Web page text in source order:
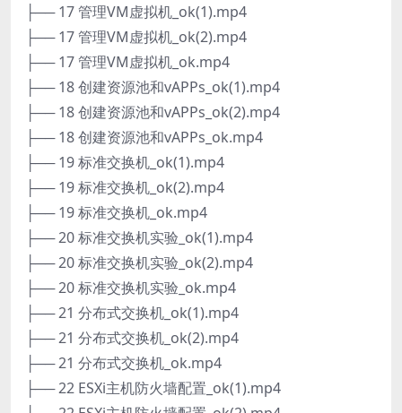
├── 17 管理VM虚拟机_ok(1).mp4
├── 17 管理VM虚拟机_ok(2).mp4
├── 17 管理VM虚拟机_ok.mp4
├── 18 创建资源池和vAPPs_ok(1).mp4
├── 18 创建资源池和vAPPs_ok(2).mp4
├── 18 创建资源池和vAPPs_ok.mp4
├── 19 标准交换机_ok(1).mp4
├── 19 标准交换机_ok(2).mp4
├── 19 标准交换机_ok.mp4
├── 20 标准交换机实验_ok(1).mp4
├── 20 标准交换机实验_ok(2).mp4
├── 20 标准交换机实验_ok.mp4
├── 21 分布式交换机_ok(1).mp4
├── 21 分布式交换机_ok(2).mp4
├── 21 分布式交换机_ok.mp4
├── 22 ESXi主机防火墙配置_ok(1).mp4